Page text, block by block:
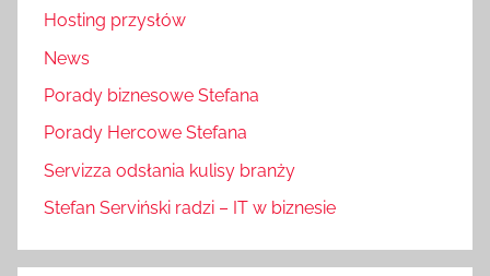
Hosting przysłów
News
Porady biznesowe Stefana
Porady Hercowe Stefana
Servizza odsłania kulisy branży
Stefan Serviński radzi – IT w biznesie